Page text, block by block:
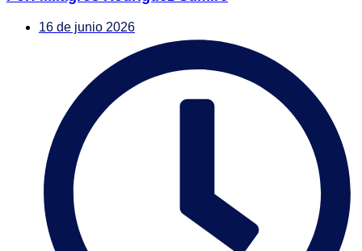
16 de junio 2026